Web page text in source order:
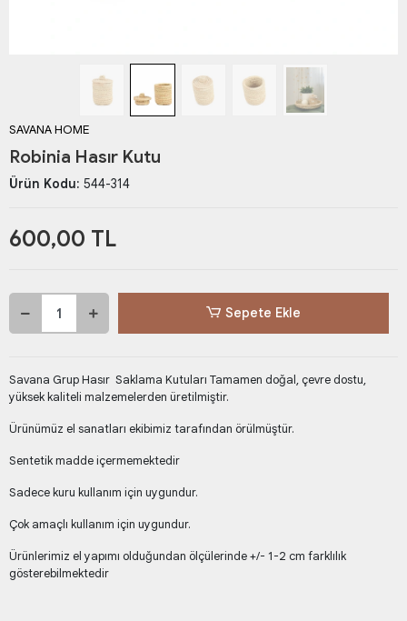
SAVANA HOME
Robinia Hasır Kutu
Ürün Kodu: 544-314
600,00 TL
Sepete Ekle
Savana Grup Hasır Saklama Kutuları Tamamen doğal, çevre dostu,
yüksek kaliteli malzemelerden üretilmiştir.
Ürünümüz el sanatları ekibimiz tarafından örülmüştür.
Sentetik madde içermemektedir
Sadece kuru kullanım için uygundur.
Çok amaçlı kullanım için uygundur.
Ürünlerimiz el yapımı olduğundan ölçülerinde +/- 1-2 cm farklılık
gösterebilmektedir